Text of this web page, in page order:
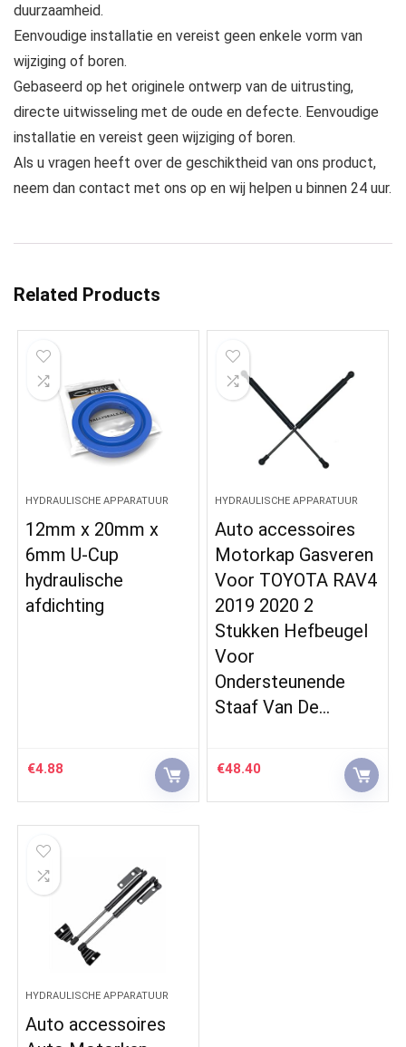
duurzaamheid.
Eenvoudige installatie en vereist geen enkele vorm van
wijziging of boren.
Gebaseerd op het originele ontwerp van de uitrusting,
directe uitwisseling met de oude en defecte. Eenvoudige
installatie en vereist geen wijziging of boren.
Als u vragen heeft over de geschiktheid van ons product,
neem dan contact met ons op en wij helpen u binnen 24 uur.
Related Products
HYDRAULISCHE APPARATUUR
12mm x 20mm x
6mm U-Cup
hydraulische
afdichting
€4.88
HYDRAULISCHE APPARATUUR
Auto accessoires
Motorkap Gasveren
Voor TOYOTA RAV4
2019 2020 2
Stukken Hefbeugel
Voor
Ondersteunende
Staaf Van De…
€48.40
HYDRAULISCHE APPARATUUR
Auto accessoires